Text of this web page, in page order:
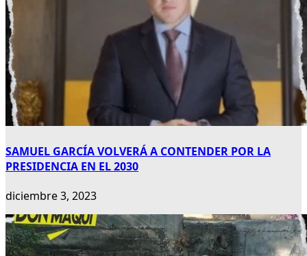
SAMUEL GARCÍA VOLVERÁ A CONTENDER POR LA
PRESIDENCIA EN EL 2030
diciembre 3, 2023